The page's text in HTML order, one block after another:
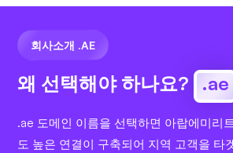
회사소개 .AE
왜 선택해야 하나요? .ae
.ae 도메인 이름을 선택하면 아랍에미리
도 높은 연결이 구축되어 지역 고객을 타